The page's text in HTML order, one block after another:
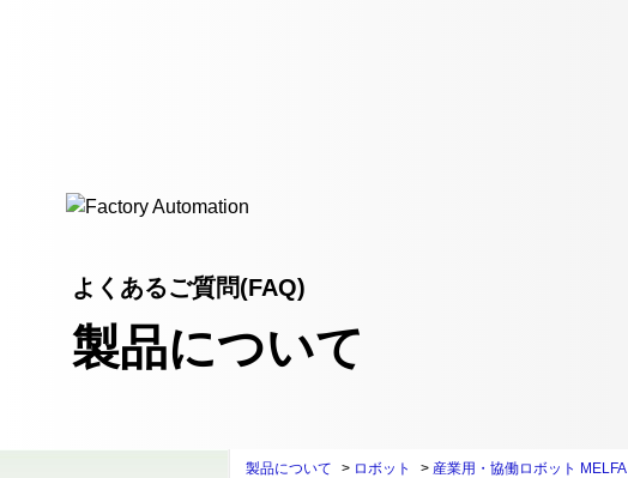
よくあるご質問(FAQ)
製品について
製品について > ロボット > 産業用・協働ロボット MELFA